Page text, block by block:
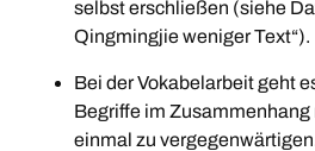
selbst erschließen (siehe
Qingmingjie weniger Text“).
Bei der Vokabelarbeit geht
Begriffe im Zusammenhang
einmal zu